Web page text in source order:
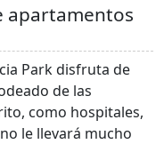
apartamentos
Park disfruta de
de las
como hospitales,
le llevará mucho